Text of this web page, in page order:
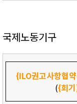
국제노동기구
{ILO권고사항협
({회